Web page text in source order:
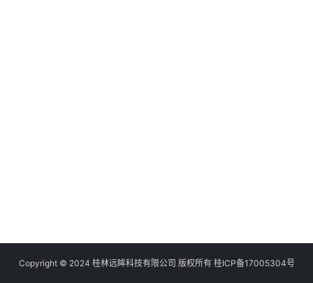
Copyright © 2024 桂林远眸科技有限公司 版权所有 桂ICP备17005304号